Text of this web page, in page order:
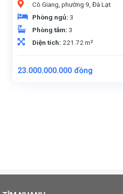
Cô Giang, phường 9, Đà Lạt
Phòng ngủ: 3
Phòng tắm: 3
Diện tích: 221.72 m²
23.000.000.000 đồng